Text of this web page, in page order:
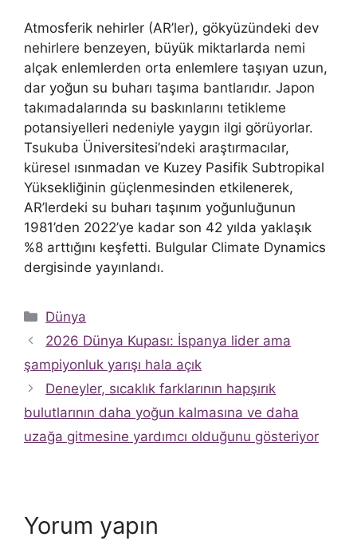
Atmosferik nehirler (AR’ler), gökyüzündeki dev
nehirlere benzeyen, büyük miktarlarda nemi
alçak enlemlerden orta enlemlere taşıyan uzun,
dar yoğun su buharı taşıma bantlarıdır. Japon
takımadalarında su baskınlarını tetikleme
potansiyelleri nedeniyle yaygın ilgi görüyorlar.
Tsukuba Üniversitesi’ndeki araştırmacılar,
küresel ısınmadan ve Kuzey Pasifik Subtropikal
Yüksekliğinin güçlenmesinden etkilenerek,
AR’lerdeki su buharı taşınım yoğunluğunun
1981’den 2022’ye kadar son 42 yılda yaklaşık
%8 arttığını keşfetti. Bulgular Climate Dynamics
dergisinde yayınlandı.
Kategoriler
Dünya
2026 Dünya Kupası: İspanya lider ama
şampiyonluk yarışı hala açık
Deneyler, sıcaklık farklarının hapşırık
bulutlarının daha yoğun kalmasına ve daha
uzağa gitmesine yardımcı olduğunu gösteriyor
Yorum yapın